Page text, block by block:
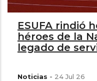
ESUFA rindió
héroes de la
legado de
Noticias - 24 Jul 26